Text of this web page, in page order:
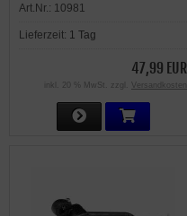
Motorhispania, Peugeot,
Art.Nr.: 10981
Lieferzeit: 1 Tag
47,99 EUR
inkl. 20 % MwSt. zzgl. Versandkosten